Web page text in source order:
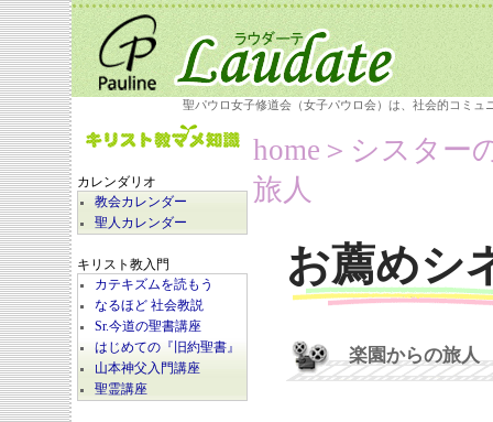
聖パウロ女子修道会（女子パウロ会）は、社会的コミ
カレンダリオ
教会カレンダー
聖人カレンダー
キリスト教入門
カテキズムを読もう
なるほど 社会教説
Sr.今道の聖書講座
はじめての『旧約聖書』
山本神父入門講座
聖霊講座
home ＞シスター
旅人
お薦めシ
楽園からの旅人